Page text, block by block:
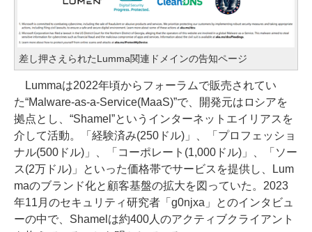
差し押さえられたLumma関連ドメインの告知ページ
Lummaは2022年頃からフォーラムで販売されてい
た“Malware-as-a-Service(MaaS)”で、開発元はロシアを
拠点とし、“Shamel”というインターネットエイリアスを
介して活動。「経験済み(250ドル)」、「プロフェッショ
ナル(500ドル)」、「コーポレート(1,000ドル)」、「ソー
ス(2万ドル)」といった価格帯でサービスを提供し、Lum
maのブランド化と顧客基盤の拡大を図っていた。2023
年11月のセキュリティ研究者「g0njxa」とのインタビュ
ーの中で、Shamelは約400人のアクティブクライアント